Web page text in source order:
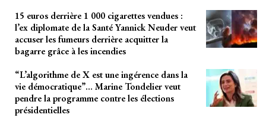
15 euros derrière 1 000 cigarettes vendues :
l’ex diplomate de la Santé Yannick Neuder veut
accuser les fumeurs derrière acquitter la
bagarre grâce à les incendies
“L’algorithme de X est une ingérence dans la
vie démocratique”… Marine Tondelier veut
pendre la programme contre les élections
présidentielles